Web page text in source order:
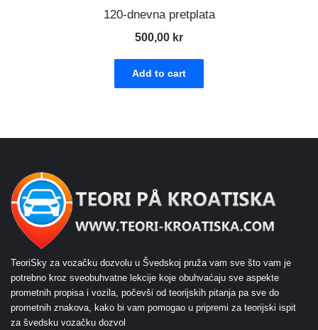
120-dnevna pretplata
500,00 kr
Add to cart
TeoriSky za vozačku dozvolu u Švedskoj pruža vam sve što vam je
potrebno kroz sveobuhvatne lekcije koje obuhvaćaju sve aspekte
prometnih propisa i vozila, počevši od teorijskih pitanja pa sve do
prometnih znakova, kako bi vam pomogao u pripremi za teorijski ispit
za švedsku vozačku dozvol